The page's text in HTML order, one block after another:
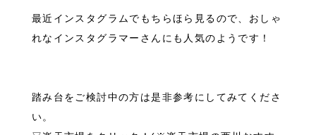
最近インスタグラムでもちらほら見るので、おしゃ
れなインスタグラマーさんにも人気のようです！
踏み台をご検討中の方は是非参考にしてみてくださ
い。